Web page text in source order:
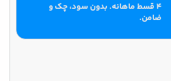
۴ قسط ماهانه. بدون سود، چک و
ضامن.